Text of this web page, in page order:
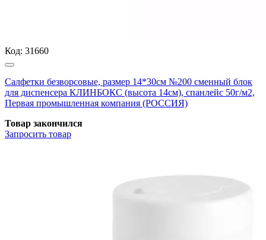
Код: 31660
Салфетки безворсовые, размер 14*30см №200 сменный блок
для диспенсера КЛИНБОКС (высота 14см), спанлейс 50г/м2,
Первая промышленная компания (РОССИЯ)
Товар закончился
Запросить товар